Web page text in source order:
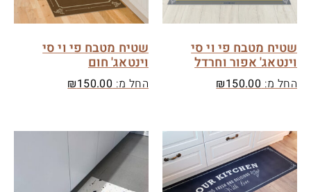
שטיח מטבח פי וי סי
וינטאג' אפור וחרדל
החל מ: ₪150.00
שטיח מטבח פי וי סי
וינטאג' חום
החל מ: ₪150.00